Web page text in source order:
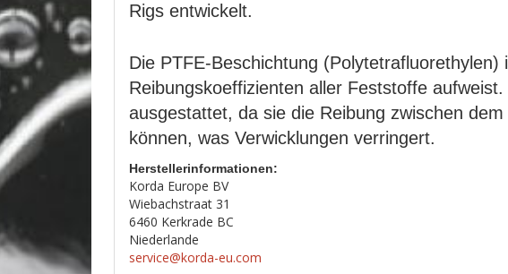
Rigs entwickelt.
Die PTFE-Beschichtung
Reibungskoeffizienten aller Feststoffe
ausgestattet, da sie die Reibung zwischen
können, was Verwicklungen verringert.
Herstellerinformationen:
Korda Europe BV
Wiebachstraat 31
6460 Kerkrade BC
Niederlande
service@korda-eu.com